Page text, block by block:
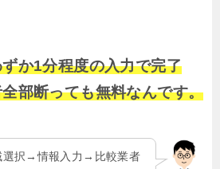
か1分程度の入力で完了
部断っても無料なんです。
選択→情報入力→比較業者